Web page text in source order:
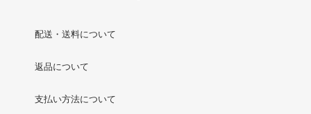
配送・送料について
返品について
支払い方法について